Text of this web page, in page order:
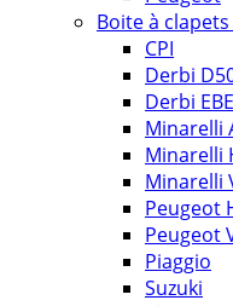
Boite à clapets
CPI
Derbi
Derbi
Minarelli
Minarelli
Minarelli
Peugeot
Peugeot
Piaggio
Suzuki